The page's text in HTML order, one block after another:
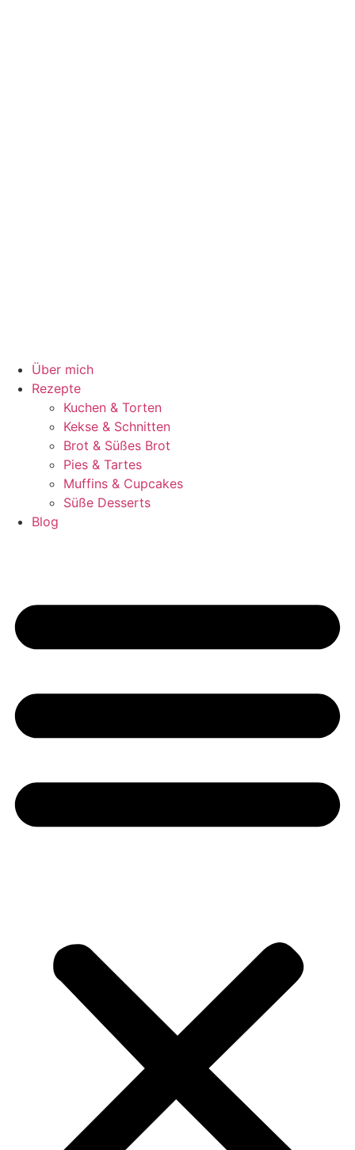
Über mich
Rezepte
Kuchen & Torten
Kekse & Schnitten
Brot & Süßes Brot
Pies & Tartes
Muffins & Cupcakes
Süße Desserts
Blog